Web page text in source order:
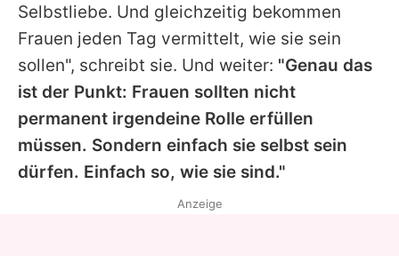
Selbstliebe. Und gleichzeitig bekommen
Frauen jeden Tag vermittelt, wie sie sein
sollen", schreibt sie. Und weiter: "Genau das
ist der Punkt: Frauen sollten nicht
permanent irgendeine Rolle erfüllen
müssen. Sondern einfach sie selbst sein
dürfen. Einfach so, wie sie sind."
Anzeige